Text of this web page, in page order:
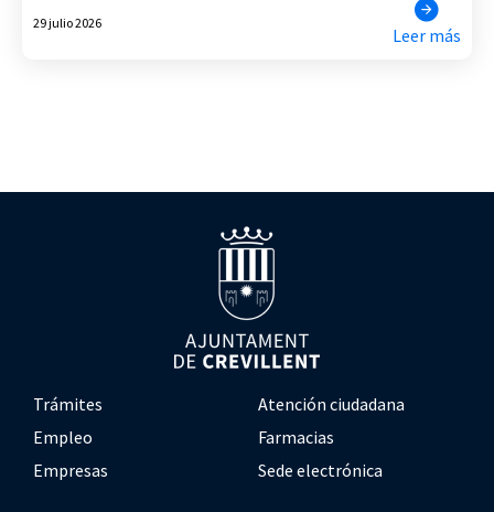
29 julio 2026
Leer más
Trámites
Atención ciudadana
Empleo
Farmacias
Empresas
Sede electrónica